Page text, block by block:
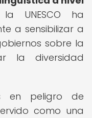
UNESCO ha
a sensibilizar a
sobre la
la diversidad
en peligro de
como una